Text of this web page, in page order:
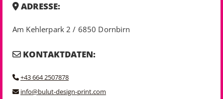
 ADRESSE:
Am Kehlerpark 2 / 6850 Dornbirn
 KONTAKTDATEN:
 +43 664 2507878
 info@bulut-design-print.com